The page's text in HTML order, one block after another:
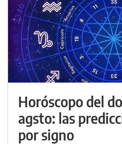
Horóscopo del
agsto: las
por signo